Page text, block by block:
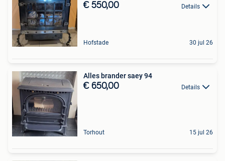
€ 550,00 Details
Hofstade 30 jul 26
Alles brander saey 94
€ 650,00 Details
Torhout 15 jul 26